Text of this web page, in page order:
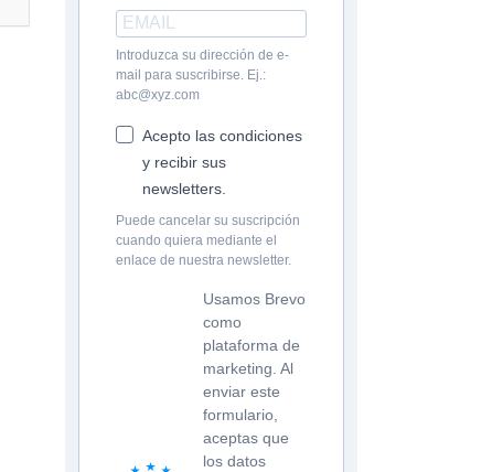
Introduzca su dirección de e-
mail para suscribirse. Ej.:
abc@xyz.com
Acepto las condiciones
y recibir sus
newsletters.
Puede cancelar su suscripción
cuando quiera mediante el
enlace de nuestra newsletter.
Usamos Brevo
como
plataforma de
marketing. Al
enviar este
formulario,
aceptas que
los datos